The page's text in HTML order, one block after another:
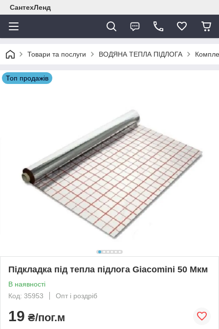
СантехЛенд
Товари та послуги ВОДЯНА ТЕПЛА ПІДЛОГА
Топ продажів
Підкладка під тепла підлога Giacomini 50 Мкм
В наявності
Код: 35953
Опт і роздріб
19 ₴/пог.м